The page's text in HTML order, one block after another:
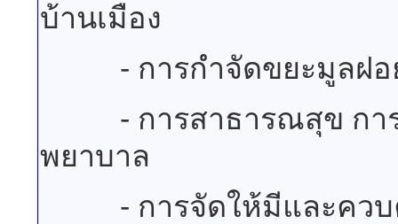
บ้านเมือง
- การกำจัดขยะมูลฝอย
- การสาธารณสุข การ
พยาบาล
- การจัดให้มีและควบ